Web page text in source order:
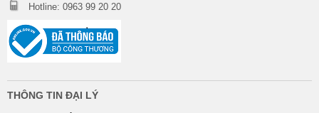
Hotline: 0963 99 20 20
THÔNG TIN ĐẠI LÝ